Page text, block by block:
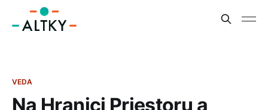
VEDA
Na Hranici Priestoru a